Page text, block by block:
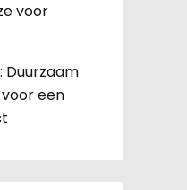
voor
Duurzaam
een